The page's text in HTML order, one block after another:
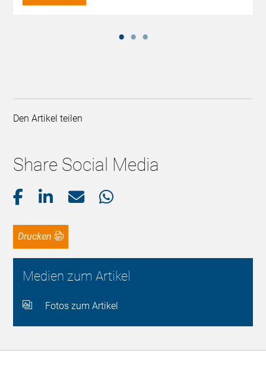
Den Artikel teilen
Share Social Media
Drucken
Medien zum Artikel
Fotos zum Artikel